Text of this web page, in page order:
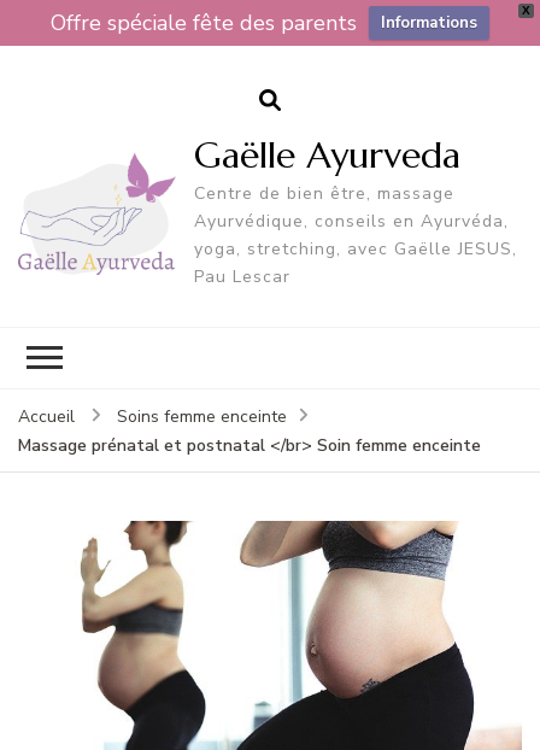
X
Offre spéciale fête des parents Informations
Gaëlle Ayurveda
Centre de bien être, massage
Ayurvédique, conseils en Ayurvéda,
yoga, stretching, avec Gaëlle JESUS,
Pau Lescar
Accueil
Soins femme enceinte
Massage prénatal et postnatal </br> Soin femme enceinte